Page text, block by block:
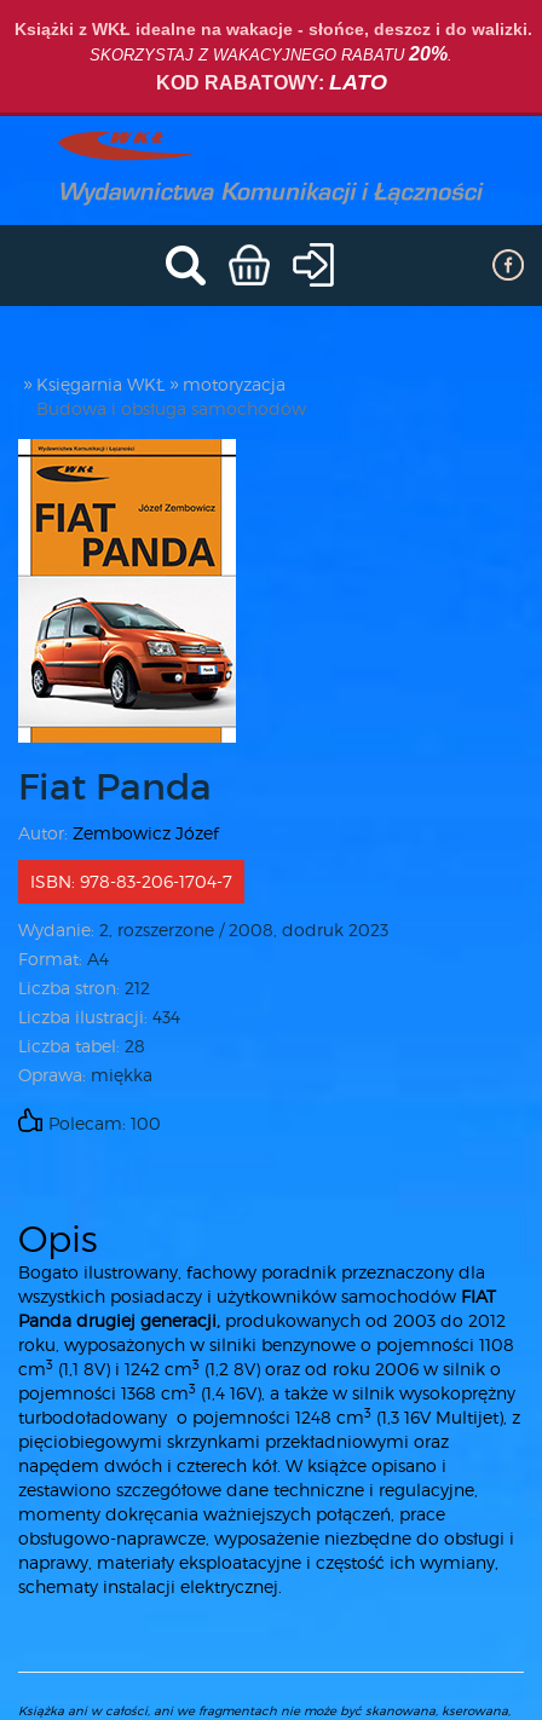
Książki z WKŁ idealne na wakacje - słońce, deszcz i do walizki.
SKORZYSTAJ Z WAKACYJNEGO RABATU20%.
KOD RABATOWY: LATO
Księgarnia WKŁ
motoryzacja
Budowa i obsługa samochodów
Fiat Panda
Autor: Zembowicz Józef
ISBN: 978-83-206-1704-7
Wydanie: 2, rozszerzone / 2008, dodruk 2023
Format: A4
Liczba stron: 212
Liczba ilustracji: 434
Liczba tabel: 28
Oprawa: miękka
Polecam: 100
Opis
Bogato ilustrowany, fachowy poradnik przeznaczony dla
wszystkich posiadaczy i użytkowników samochodów FIAT
Panda drugiej generacji, produkowanych od 2003 do 2012
roku, wyposażonych w silniki benzynowe o pojemności 1108
cm3 (1,1 8V) i 1242 cm3 (1,2 8V) oraz od roku 2006 w silnik o
pojemności 1368 cm3 (1,4 16V), a także w silnik wysokoprężny
turbodoładowany o pojemności 1248 cm3 (1,3 16V Multijet), z
pięciobiegowymi skrzynkami przekładniowymi oraz
napędem dwóch i czterech kół. W książce opisano i
zestawiono szczegółowe dane techniczne i regulacyjne,
momenty dokręcania ważniejszych połączeń, prace
obsługowo-naprawcze, wyposażenie niezbędne do obsługi i
naprawy, materiały eksploatacyjne i częstość ich wymiany,
schematy instalacji elektrycznej.
Książka ani w całości, ani we fragmentach nie może być skanowana, kserowana,